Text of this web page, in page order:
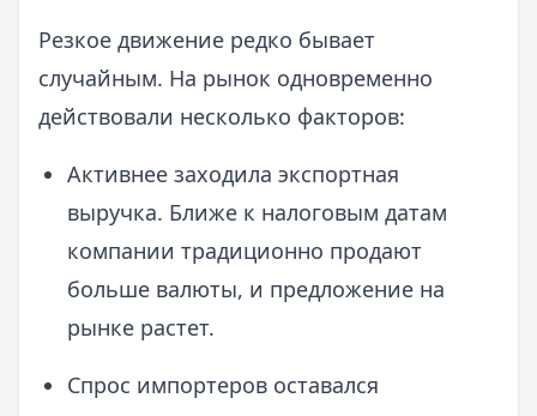
Резкое движение редко бывает
случайным. На рынок одновременно
действовали несколько факторов:
Активнее заходила экспортная
выручка. Ближе к налоговым датам
компании традиционно продают
больше валюты, и предложение на
рынке растет.
Спрос импортеров оставался